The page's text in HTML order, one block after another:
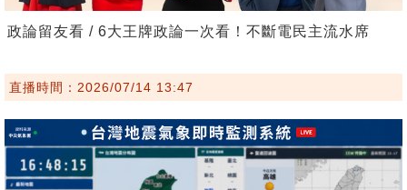
政論留友看 / 6大王牌政論一次看！不斷電民主流水席
直播時間：2026/07/14 13:47